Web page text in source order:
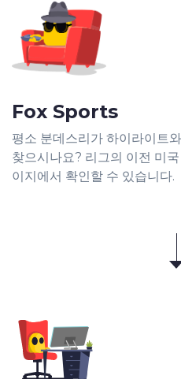
Fox Sports
평소 분데스리가 하이라이트
찾으시나요? 리그의 이전 미
이지에서 확인할 수 있습니다.